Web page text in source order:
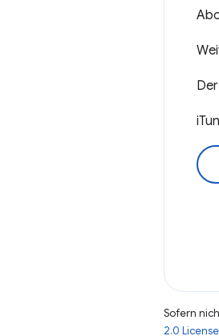
Sofern
2.0 License